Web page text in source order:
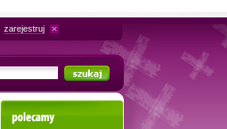
zarejestruj
Polecamy